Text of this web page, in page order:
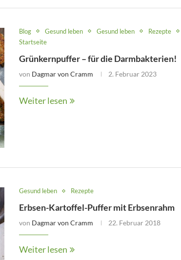
Blog Gesund leben Gesund leben
Rezepte
Startseite
Grünkernpuffer – für die Darmbakterien!
von Dagmar von Cramm 2. Februar 2023
Weiter lesen
Gesund leben Rezepte
Erbsen-Kartoffel-Puffer mit Erbsenrahm
von Dagmar von Cramm 22. Februar 2018
Weiter lesen